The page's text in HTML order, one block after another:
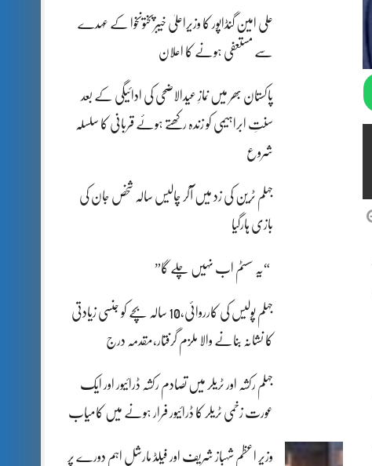
علی امین گنڈاپور کا وزیراعلیٰ خیبرپختونخوا کے عہدے
سے مستعفی ہونے کا اعلان
پاکستان بھر میں نمازِ عیدالاضحی کی ادائیگی کے بعد
سنتِ ابراہیمی کو زندہ رکھتے ہوئے قربانی کا سلسلہ
شروع
جہلم ٹرین کی زد میں آکر چالیس سالہ شخص جان کی
بازی ہارگیا
“یہ سسٹم اب نہیں چلے گا”
جہلم پولیس کی کارروائی،10 سالہ بچے کو جنسی زیادتی
کا نشانہ بنانے والا ملزم گرفتار،مقدمہ درج
جہلم رکشہ اور ٹریلر میں تصادم رکشہ ڈرائیور اور ایک
عورت زخمی ٹریلر کا ڈرائیور فرار ہونے میں کامیاب
وزیر اعظم شہباز شریف اور فیلڈ مارشل اہم دورے پر